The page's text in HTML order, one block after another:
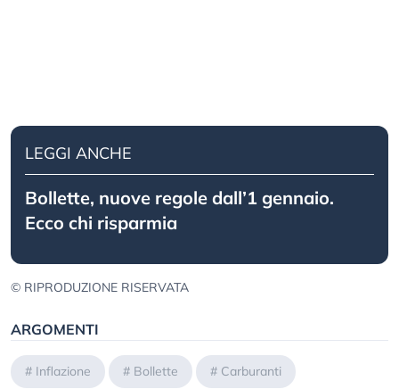
LEGGI ANCHE
Bollette, nuove regole dall’1 gennaio.
Ecco chi risparmia
© RIPRODUZIONE RISERVATA
ARGOMENTI
# Inflazione # Bollette # Carburanti